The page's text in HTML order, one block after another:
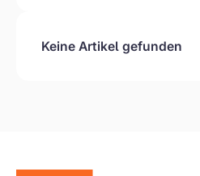
Keine Artikel gefunden